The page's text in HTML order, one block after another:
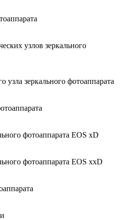
узлов зеркального
узла зеркального фотоаппарата
фотоаппарата EOS xD
фотоаппарата EOS xxD